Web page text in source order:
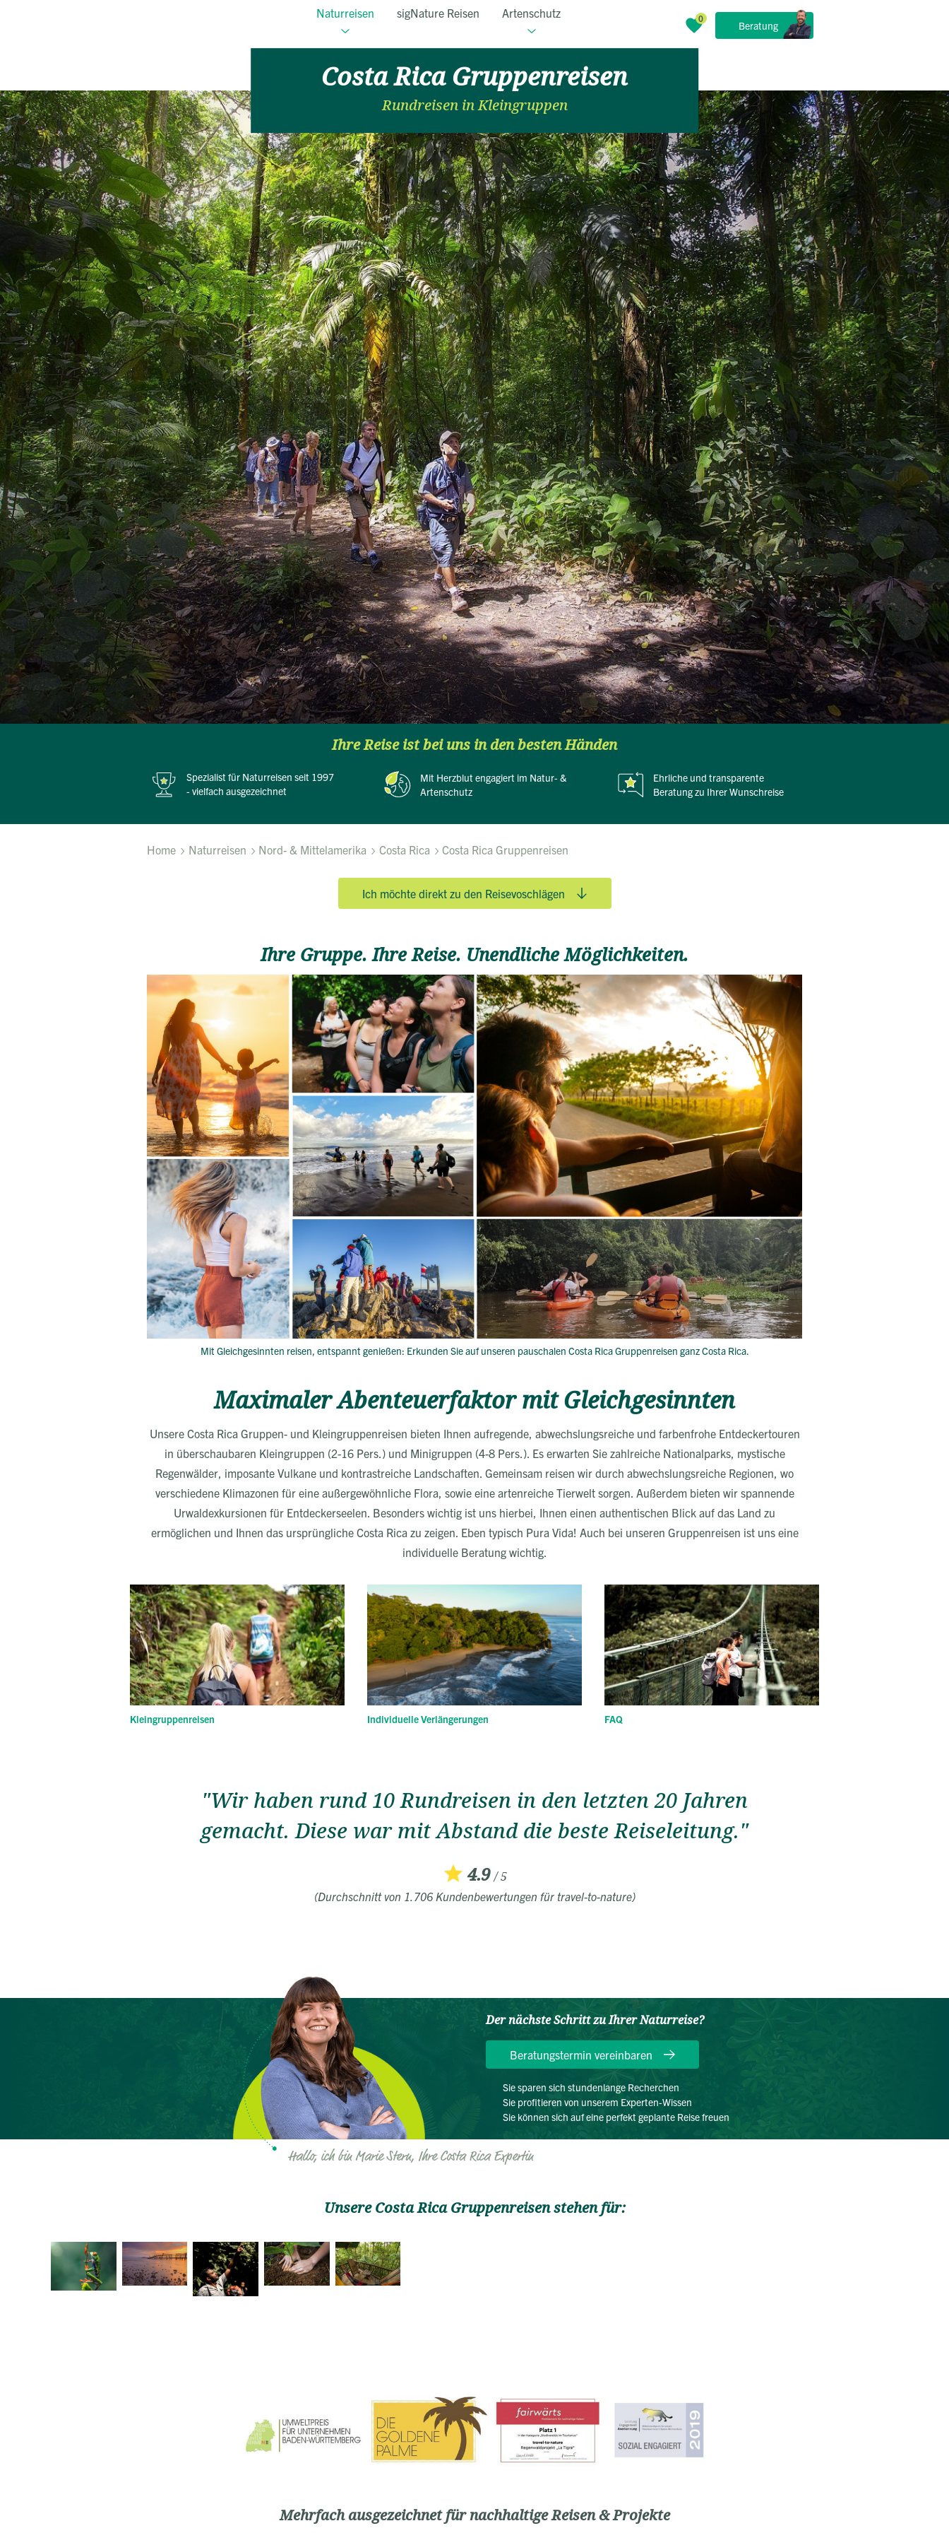
Beratung
Naturreisen sigNature Reisen Artenschutz
Costa Rica Gruppenreisen
Rundreisen in Kleingruppen
Ihre Reise ist bei uns in den besten Händen
Spezialist für Naturreisen seit 1997
- vielfach ausgezeichnet
Mit Herzblut engagiert im Natur- &
Artenschutz
Ehrliche undtransparente
Beratung zu Ihrer Wunschreise
Home Naturreisen Nord- & Mittelamerika Costa Rica Costa Rica Gruppenreisen
Ich möchte direkt zu den Reisevoschlägen
Ihre Gruppe. Ihre Reise. Unendliche Möglichkeiten.
Mit Gleichgesinnten reisen, entspannt genießen: Erkunden Sie auf unseren pauschalen Costa Rica Gruppenreisen ganz Costa Rica.
Maximaler Abenteuerfaktor mit Gleichgesinnten
Unsere Costa Rica Gruppen- und Kleingruppenreisen bieten Ihnen aufregende, abwechslungsreiche und farbenfrohe Entdeckertouren
in überschaubaren Kleingruppen (2-16 Pers.) und Minigruppen (4-8 Pers.). Es erwarten Sie zahlreiche Nationalparks, mystische
Regenwälder, imposante Vulkane und kontrastreiche Landschaften. Gemeinsam reisen wir durch abwechslungsreiche Regionen, wo
verschiedene Klimazonen für eine außergewöhnliche Flora, sowie eine artenreiche Tierwelt sorgen. Außerdem bieten wir spannende
Urwaldexkursionen für Entdeckerseelen. Besonders wichtig ist uns hierbei, Ihnen einen authentischen Blick auf das Land zu
ermöglichen und Ihnen das ursprüngliche Costa Rica zu zeigen. Eben typisch Pura Vida! Auch bei unseren Gruppenreisen ist uns eine
individuelle Beratung wichtig.
Kleingruppenreisen Individuelle Verlängerungen FAQ
"Wir haben rund 10 Rundreisen in den letzten 20 Jahren
gemacht. Diese war mit Abstand die beste Reiseleitung."
4.9/ 5
(Durchschnitt von 1.706 Kundenbewertungen für travel-to-nature)
Der nächste Schritt zu Ihrer Naturreise?
Beratungstermin vereinbaren
Sie sparen sich stundenlange Recherchen
Sie profitieren von unserem Experten-Wissen
Sie können sich auf eine perfekt geplante Reise freuen
Hallo, ich bin Marie Stern, Ihre Costa Rica Expertin
Unsere Costa Rica Gruppenreisen stehen für:
Mehrfach ausgezeichnet für nachhaltige Reisen & Projekte